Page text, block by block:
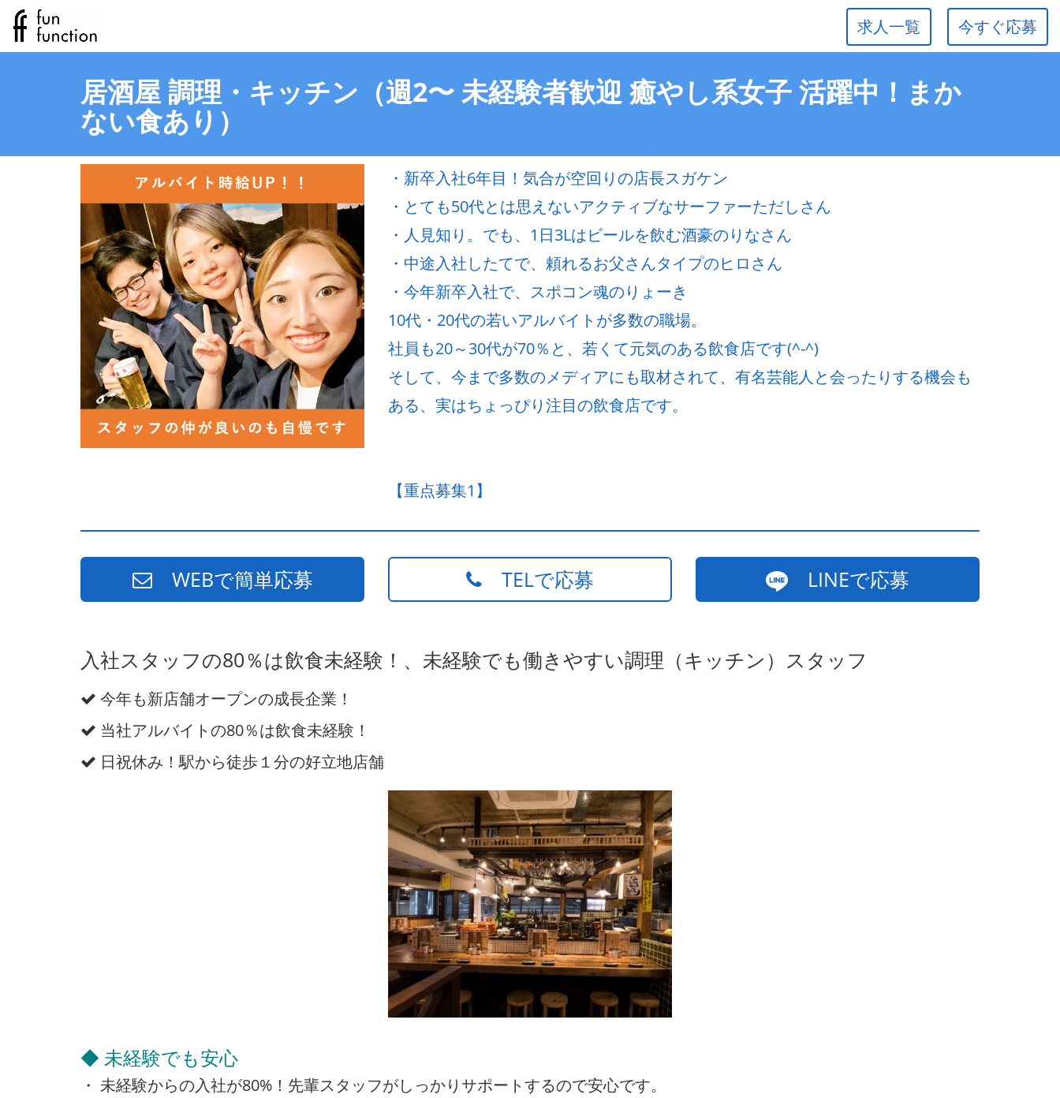
今すぐ応募
求人一覧
居酒屋 調理・キッチン（週2〜 未経験者歓迎 癒やし系女子 活躍中！まか
ない食あり）
・新卒入社6年目！気合が空回りの店長スガケン
・とても50代とは思えないアクティブなサーファーただしさん
・人見知り。でも、1日3Lはビールを飲む酒豪のりなさん
・中途入社したてで、頼れるお父さんタイプのヒロさん
・今年新卒入社で、スポコン魂のりょーき
10代・20代の若いアルバイトが多数の職場。
社員も20～30代が70％と、若くて元気のある飲食店です(^-^)
そして、今まで多数のメディアにも取材されて、有名芸能人と会ったりする機会も
ある、実はちょっぴり注目の飲食店です。
【重点募集1】
WEBで簡単応募 TELで応募 LINEで応募
入社スタッフの80％は飲食未経験！、未経験でも働きやすい調理（キッチン）スタッフ
今年も新店舗オープンの成長企業！
当社アルバイトの80％は飲食未経験！
日祝休み！駅から徒歩１分の好立地店舗
◆ 未経験でも安心
・ 未経験からの入社が80%！先輩スタッフがしっかりサポートするので安心です。